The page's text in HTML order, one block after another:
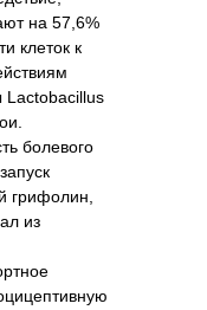
на 57,6%
клеток к
болевого
грифолин,
из